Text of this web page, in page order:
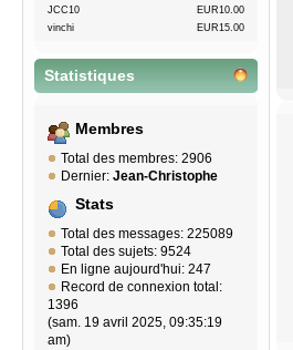
JCC10
EUR10.00
vinchi
EUR15.00
Statistiques
Membres
Total des membres: 2906
Dernier: Jean-Christophe
Stats
Total des messages: 225089
Total des sujets: 9524
En ligne aujourd'hui: 247
Record de connexion total:
1396
(sam. 19 avril 2025, 09:35:19
am)